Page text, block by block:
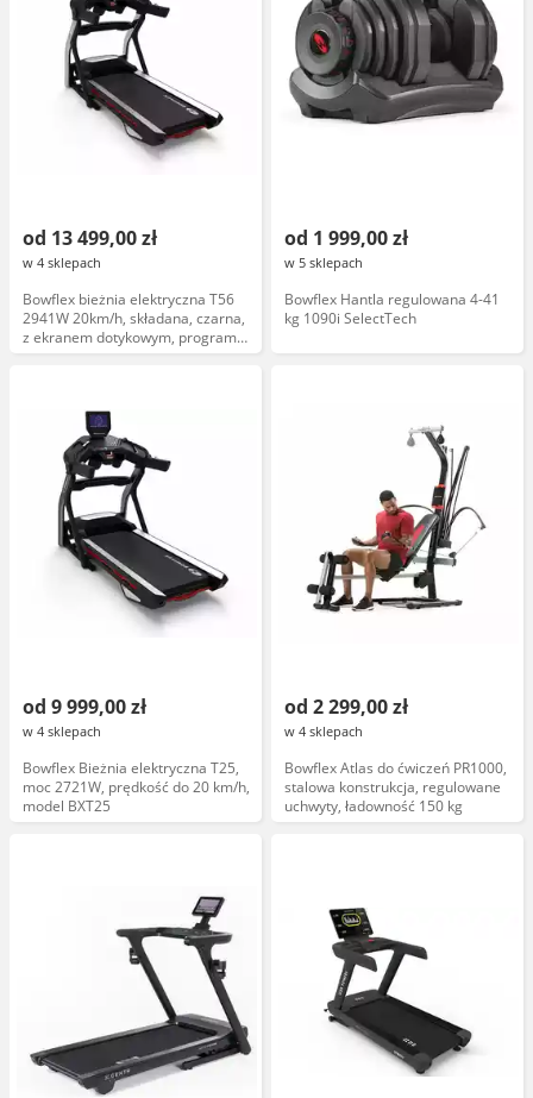
od 13 499,00 zł
w 4 sklepach
Bowflex bieżnia elektryczna T56
2941W 20km/h, składana, czarna,
z ekranem dotykowym, programy
treningowe
od 1 999,00 zł
w 5 sklepach
Bowflex Hantla regulowana 4-41
kg 1090i SelectTech
od 9 999,00 zł
w 4 sklepach
Bowflex Bieżnia elektryczna T25,
moc 2721W, prędkość do 20 km/h,
model BXT25
od 2 299,00 zł
w 4 sklepach
Bowflex Atlas do ćwiczeń PR1000,
stalowa konstrukcja, regulowane
uchwyty, ładowność 150 kg